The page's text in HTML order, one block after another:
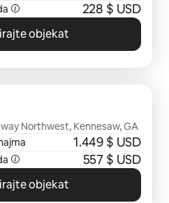
228 $ USD
objekat
Northwest, Kennesaw, GA
1.449 $ USD
557 $ USD
objekat